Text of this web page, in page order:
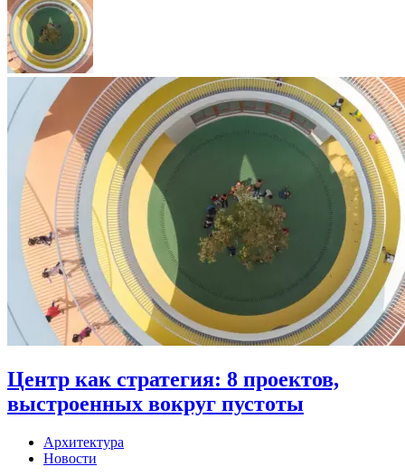
Центр как стратегия: 8 проектов,
выстроенных вокруг пустоты
Архитектура
Новости